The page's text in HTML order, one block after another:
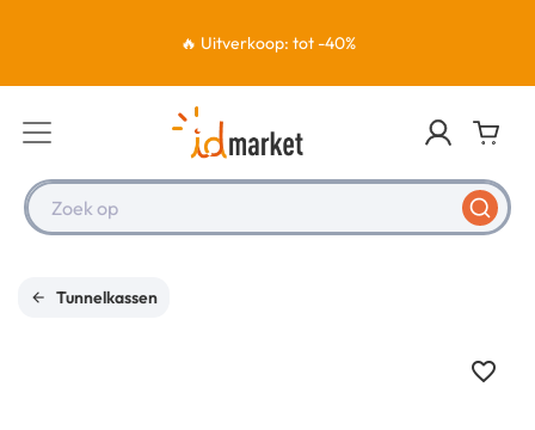
🔥 Uitverkoop: tot -40%
Zoek op
Tunnelkassen
favorite_border